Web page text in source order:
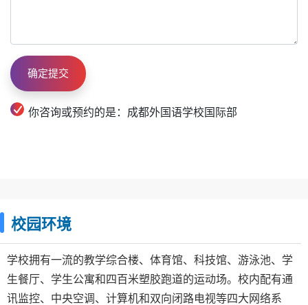
你咨询或预约的是：成都外国语学校国际部
校园环境
学校拥有一流的教学综合楼、体育馆、科技馆、游泳池、学
生餐厅、学生公寓和四百米塑胶跑道的运动场。校内配有通
讯监控、中央空调、计算机和双向闭路电视等四大网络系